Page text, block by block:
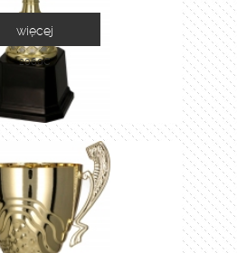
2060C
więcej